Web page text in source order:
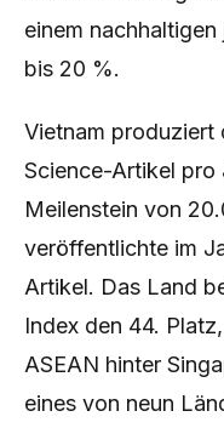
einem
bis 20 %.
Vietnam produziert
Science-Artikel pro
Meilenstein von
veröffentlichte im
Artikel. Das Land
Index den 44.
ASEAN hinter
eines von neun